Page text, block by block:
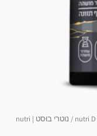
/ נוטרי בוּסט | nutri